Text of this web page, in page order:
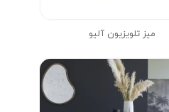
میز تلویزیون آلیو